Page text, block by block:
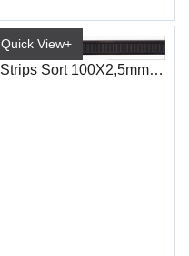
Quick View+
Strips Sort 100X2,5mm (100)